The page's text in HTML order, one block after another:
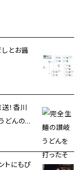
とお醤
！香川
どんのお
トにもぴ